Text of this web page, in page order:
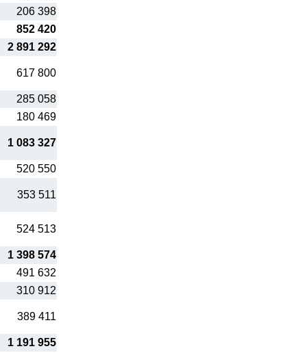
206 398
852 420
2 891 292
617 800
285 058
180 469
1 083 327
520 550
353 511
524 513
1 398 574
491 632
310 912
389 411
1 191 955